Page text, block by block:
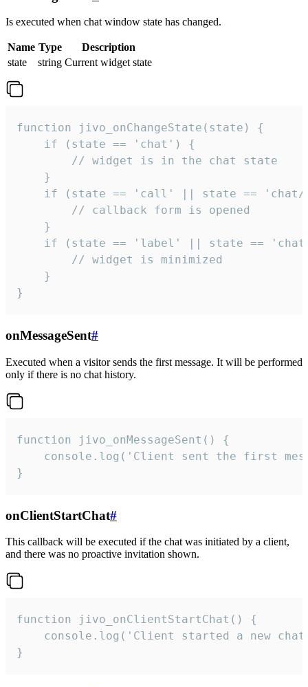
Is executed when chat window state has changed.
Name Type
Description
state
string Current widget state
function jivo_onChangeState(state) {
    if (state == 'chat') {
        // widget is in the chat state
    }
if (state == 'call' || state ==
        // callback form is opened
    }
if (state == 'label' || state ==
        // widget is minimized
    }
}
onMessageSent#
Executed when a visitor sends the first message. It will be performed
only if there is no chat history.
function jivo_onMessageSent() {
console.log('Client sent the first
}
onClientStartChat#
This callback will be executed if the chat was initiated by a client,
and there was no proactive invitation shown.
function jivo_onClientStartChat() {
console.log('Client started a new
}